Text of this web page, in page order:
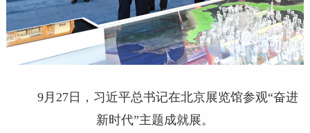
9月27日，习近平总书记在北京展览馆参观“奋进
新时代”主题成就展。